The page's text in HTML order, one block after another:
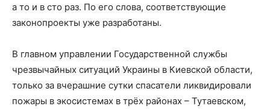
а то и в сто раз. По его слова, соответствующие
законопроекты уже разработаны.
В главном управлении Государственной службы
чрезвычайных ситуаций Украины в Киевской области,
только за вчерашние сутки спасатели ликвидировали
пожары в экосистемах в трёх районах – Тутаевском,